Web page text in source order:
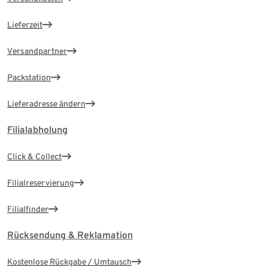
Lieferzeit
Versandpartner
Packstation
Lieferadresse ändern
Filialabholung
Click & Collect
Filialreservierung
Filialfinder
Rücksendung & Reklamation
Kostenlose Rückgabe / Umtausch